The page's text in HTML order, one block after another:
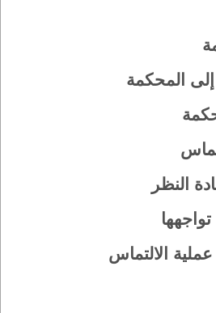
النظر
الالتماس